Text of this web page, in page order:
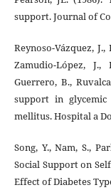
support. Journal of
Reynoso-Vázquez,
Zamudio-López, J.,
Guerrero, B.,
support in
mellitus. Hospital a
Song, Y., Nam, S.,
Social Support on
Effect of Diabetes